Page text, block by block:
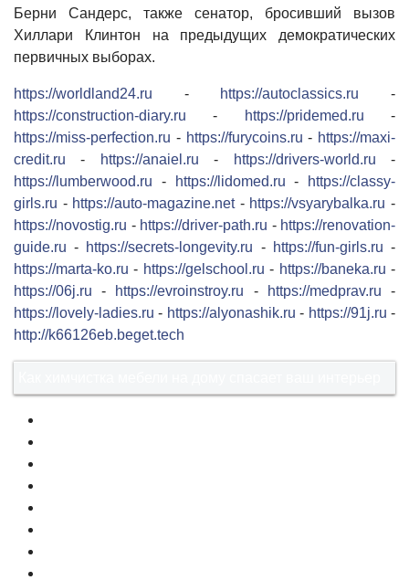
Берни Сандерс, также сенатор, бросивший вызов
Хиллари Клинтон на предыдущих демократических
первичных выборах.
https://worldland24.ru - https://autoclassics.ru -
https://construction-diary.ru - https://pridemed.ru -
https://miss-perfection.ru - https://furycoins.ru - https://maxi-
credit.ru - https://anaiel.ru - https://drivers-world.ru -
https://lumberwood.ru - https://lidomed.ru -
https://classy-
girls.ru - https://auto-magazine.net- https://vsyarybalka.ru -
https://novostig.ru - https://driver-path.ru - https://renovation-
guide.ru - https://secrets-longevity.ru - https://fun-girls.ru -
https://marta-ko.ru - https://gelschool.ru - https://baneka.ru -
https://06j.ru - https://evroinstroy.ru - https://medprav.ru -
https://lovely-ladies.ru - https://alyonashik.ru - https://91j.ru -
http://k66126eb.beget.tech